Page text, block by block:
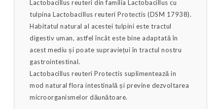
Lactobacillus reuteri din familia Lactobacillus cu
tulpina Lactobacillus reuteri Protectis (DSM 17938).
Habitatul natural al acestei tulpini este tractul
digestiv uman, astfel încât este bine adaptată în
acest mediu și poate supraviețui în tractul nostru
gastrointestinal.
Lactobacillus reuteri Protectis suplimentează in
mod natural flora intestinală și previne dezvoltarea
microorganismelor dăunătoare.